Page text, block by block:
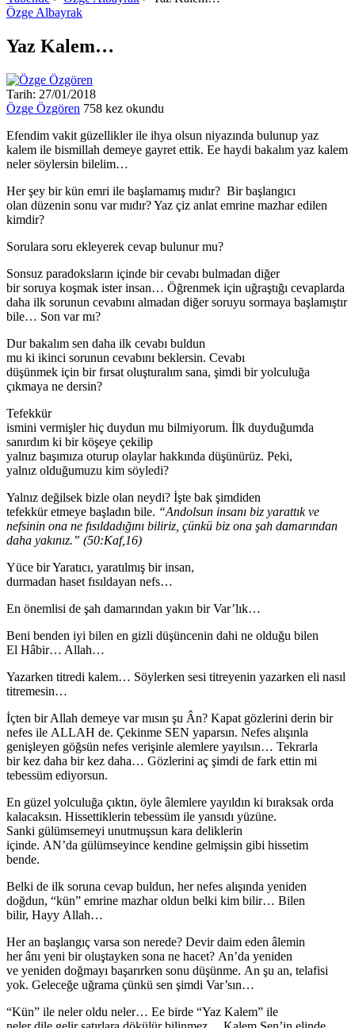
Özge Albayrak
Yaz Kalem…
Tarih: 27/01/2018
Özge Özgören 758 kez okundu
Efendim vakit güzellikler ile ihya olsun niyazında bulunup yaz
kalem ile bismillah demeye gayret ettik. Ee haydi bakalım yaz kalem
neler söylersin bilelim…
Her şey bir kün emri ile başlamamış mıdır? Bir başlangıcı
olan düzenin sonu var mıdır? Yaz çiz anlat emrine mazhar edilen
kimdir?
Sorulara soru ekleyerek cevap bulunur mu?
Sonsuz paradoksların içinde bir cevabı bulmadan diğer
bir soruya koşmak ister insan… Öğrenmek için uğraştığı cevaplarda
daha ilk sorunun cevabını almadan diğer soruyu sormaya başlamıştır
bile… Son var mı?
Dur bakalım sen daha ilk cevabı buldun
mu ki ikinci sorunun cevabını beklersin. Cevabı
düşünmek için bir fırsat oluşturalım sana, şimdi bir yolculuğa
çıkmaya ne dersin?
Tefekkür
ismini vermişler hiç duydun mu bilmiyorum. İlk duyduğumda
sanırdım ki bir köşeye çekilip
yalnız başımıza oturup olaylar hakkında düşünürüz. Peki,
yalnız olduğumuzu kim söyledi?
Yalnız değilsek bizle olan neydi? İşte bak şimdiden
tefekkür etmeye başladın bile. “Andolsun insanı biz yarattık ve
nefsinin ona ne fısıldadığını biliriz, çünkü biz ona şah damarından
daha yakınız.” (50:Kaf,16)
Yüce bir Yaratıcı, yaratılmış bir insan,
durmadan haset fısıldayan nefs…
En önemlisi de şah damarından yakın bir Var’lık…
Beni benden iyi bilen en gizli düşüncenin dahi ne olduğu bilen
El Hâbir… Allah…
Yazarken titredi kalem… Söylerken sesi titreyenin yazarken eli nasıl
titremesin…
İçten bir Allah demeye var mısın şu Ân? Kapat gözlerini derin bir
nefes ile ALLAH de. Çekinme SEN yaparsın. Nefes alışınla
genişleyen göğsün nefes verişinle alemlere yayılsın… Tekrarla
bir kez daha bir kez daha… Gözlerini aç şimdi de fark ettin mi
tebessüm ediyorsun.
En güzel yolculuğa çıktın, öyle âlemlere yayıldın ki bıraksak orda
kalacaksın. Hissettiklerin tebessüm ile yansıdı yüzüne.
Sanki gülümsemeyi unutmuşsun kara deliklerin
içinde. AN’da gülümseyince kendine gelmişsin gibi hissetim
bende.
Belki de ilk soruna cevap buldun, her nefes alışında yeniden
doğdun, “kün” emrine mazhar oldun belki kim bilir… Bilen
bilir, Hayy Allah…
Her an başlangıç varsa son nerede? Devir daim eden âlemin
her ânı yeni bir oluştayken sona ne hacet? An’da yeniden
ve yeniden doğmayı başarırken sonu düşünme. An şu an, telafisi
yok. Geleceğe uğrama çünkü sen şimdi Var’sın…
“Kün” ile neler oldu neler… Ee birde “Yaz Kalem” ile